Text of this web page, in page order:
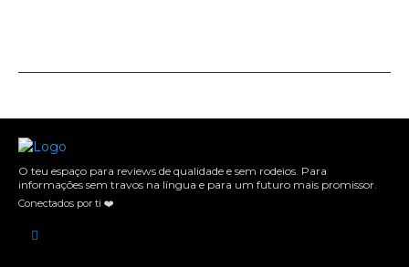
O teu espaço para reviews de qualidade e sem rodeios. Para
informações sem travos na língua e para um futuro mais promissor.
Conectados por ti ❤️